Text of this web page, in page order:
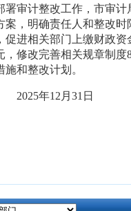
署审计整改工作， 市审计
案，明确责任人和整改时
促进相关部门上缴财政资
，修改完善相关规章制度
和整改计划。
2025年12 月 31 日